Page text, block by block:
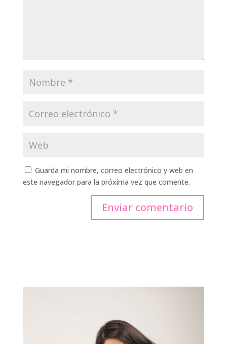
Guarda mi nombre, correo electrónico y web en
este navegador para la próxima vez que comente.